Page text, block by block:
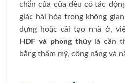
chắn của cửa đều có tác
giác hài hòa trong không
dựng hoặc cải tạo nhà ở,
HDF và phong thủylà cần
bằng thẩm mỹ, công năng và